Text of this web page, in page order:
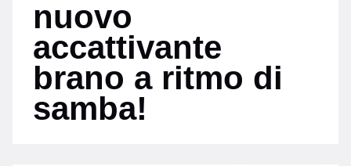
nuovo
accattivante
brano a ritmo di
samba!